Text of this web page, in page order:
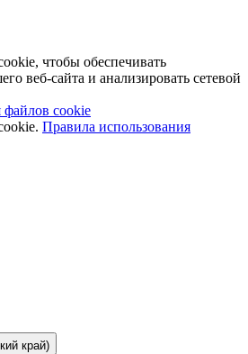
чтобы обеспечивать
веб-сайта и анализировать сетевой
файлов cookie
Правила использования
край)